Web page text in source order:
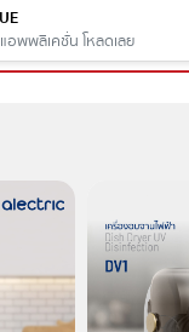
พพลิเคชั่น โหลดเลย